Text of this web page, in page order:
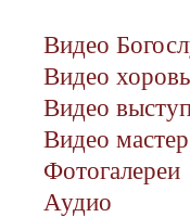
Видео
Видео
Видео
Видео
Фотогалереи
Аудио